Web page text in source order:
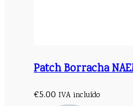
Patch Borracha
€5.00 IVA incluído